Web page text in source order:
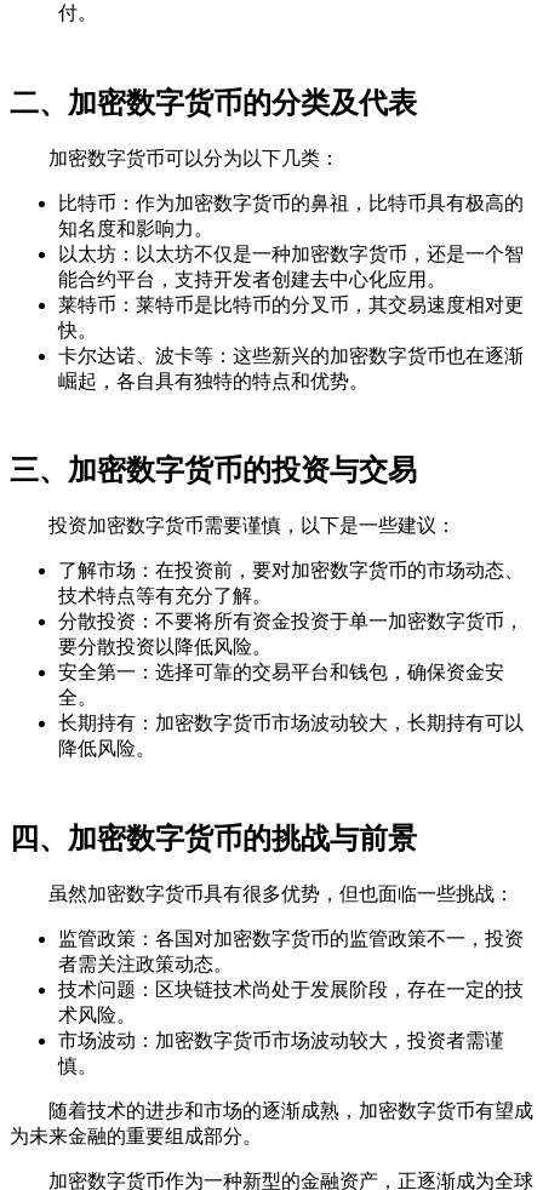
付。
二、加密数字货币的分类及代表
加密数字货币可以分为以下几类：
比特币：作为加密数字货币的鼻祖，比特币具有极高的
知名度和影响力。
以太坊：以太坊不仅是一种加密数字货币，还是一个智
能合约平台，支持开发者创建去中心化应用。
莱特币：莱特币是比特币的分叉币，其交易速度相对更
快。
卡尔达诺、波卡等：这些新兴的加密数字货币也在逐渐
崛起，各自具有独特的特点和优势。
三、加密数字货币的投资与交易
投资加密数字货币需要谨慎，以下是一些建议：
了解市场：在投资前，要对加密数字货币的市场动态、
技术特点等有充分了解。
分散投资：不要将所有资金投资于单一加密数字货币，
要分散投资以降低风险。
安全第一：选择可靠的交易平台和钱包，确保资金安
全。
长期持有：加密数字货币市场波动较大，长期持有可以
降低风险。
四、加密数字货币的挑战与前景
虽然加密数字货币具有很多优势，但也面临一些挑战：
监管政策：各国对加密数字货币的监管政策不一，投资
者需关注政策动态。
技术问题：区块链技术尚处于发展阶段，存在一定的技
术风险。
市场波动：加密数字货币市场波动较大，投资者需谨
慎。
随着技术的进步和市场的逐渐成熟，加密数字货币有望成
为未来金融的重要组成部分。
加密数字货币作为一种新型的金融资产，正逐渐成为全球